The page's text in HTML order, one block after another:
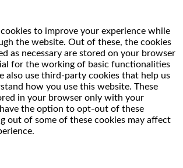
to improve your experience while
the website. Out of these, the cookies
as necessary are stored on your browser
for the working of basic functionalities
also use third-party cookies that help us
how you use this website. These
in your browser only with your
the option to opt-out of these
out of some of these cookies may affect